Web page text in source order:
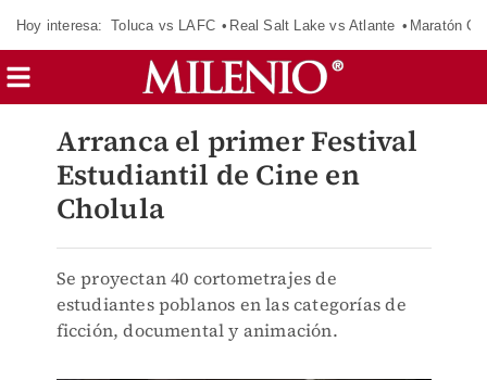
Hoy interesa: Toluca vs LAFC Real Salt Lake vs Atlante Maratón
Arranca el primer Festival
Estudiantil de Cine en
Cholula
Se proyectan 40 cortometrajes de
estudiantes poblanos en las categorías de
ficción, documental y animación.